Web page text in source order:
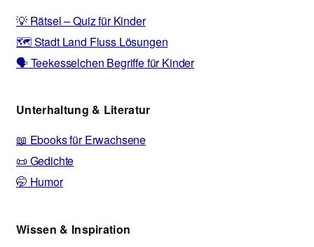
💡 Rätsel – Quiz für Kinder
🗺️ Stadt Land Fluss Lösungen
🗣️ Teekesselchen Begriffe für Kinder
Unterhaltung & Literatur
📖 Ebooks für Erwachsene
📜 Gedichte
🤭 Humor
Wissen & Inspiration